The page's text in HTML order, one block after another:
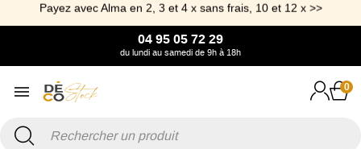
Payez avec Alma en 2, 3 et 4 x sans frais, 10 et 12 x >>
04 95 05 72 29
du lundi au samedi de 9h à 18h
0